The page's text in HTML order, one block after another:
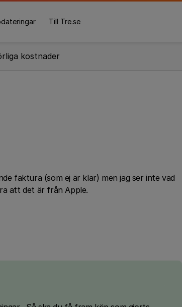
Till Tre.se
kostnader
faktura (som ej är klar) men jag ser inte vad
att det är från Apple.